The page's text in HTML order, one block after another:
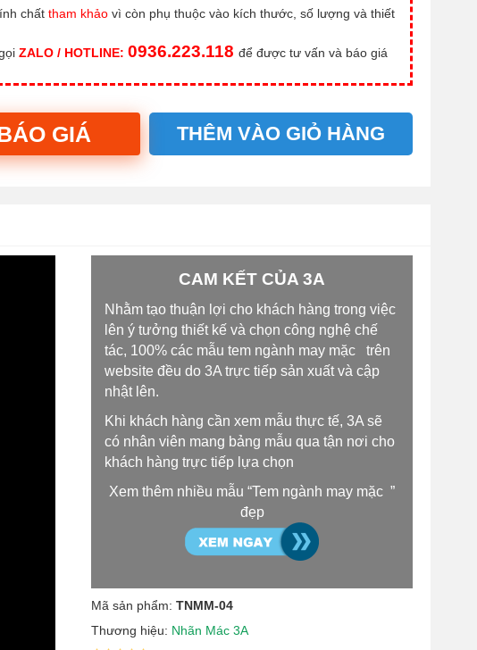
chất tham khảo vì còn phụ thuộc vào kích thước, số lượng và thiết
ZALO / HOTLINE: 0936.223.118 để được tư vấn và báo giá
GIÁ THÊM VÀO GIỎ HÀNG
CAM KẾT CỦA 3A
Nhằm tạo thuận lợi cho khách hàng trong việc
lên ý tưởng thiết kế và chọn công nghệ chế
tác, 100% các mẫu tem ngành may mặc trên
website đều do 3A trực tiếp sản xuất và cập
nhật lên.
Khi khách hàng cần xem mẫu thực tế, 3A sẽ
có nhân viên mang bảng mẫu qua tận nơi cho
khách hàng trực tiếp lựa chọn
Xem thêm nhiều mẫu “Tem ngành may mặc ”
đẹp
Mã sản phẩm: TNMM-04
Thương hiệu: Nhãn Mác 3A